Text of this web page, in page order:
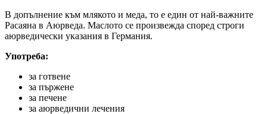
В допълнение към млякото и меда, то е един от най-важните
Расаяна в Аюрведа. Маслото се произвежда според строги
аюрведически указания в Германия.
Употреба:
за готвене
за пържене
за печене
за аюрведични лечения